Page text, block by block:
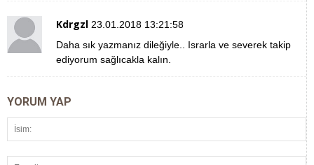
Kdrgzl 23.01.2018 13:21:58
Daha sık yazmanız dileğiyle.. Israrla ve severek takip
ediyorum sağlıcakla kalın.
YORUM YAP